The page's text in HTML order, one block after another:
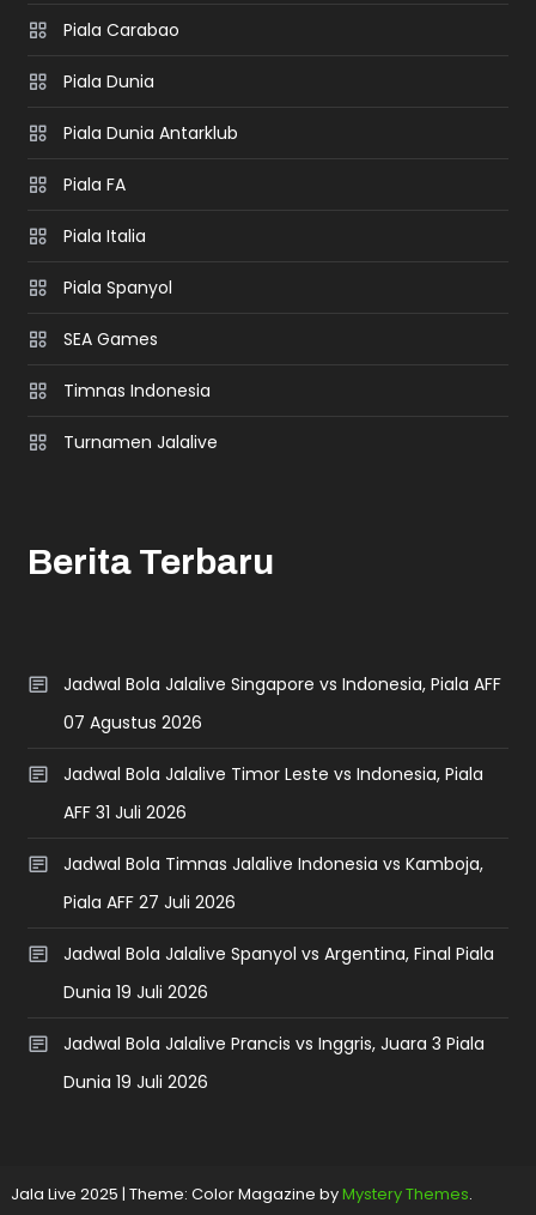
Piala Carabao
Piala Dunia
Piala Dunia Antarklub
Piala FA
Piala Italia
Piala Spanyol
SEA Games
Timnas Indonesia
Turnamen Jalalive
Berita Terbaru
Jadwal Bola Jalalive Singapore vs Indonesia, Piala AFF
07 Agustus 2026
Jadwal Bola Jalalive Timor Leste vs Indonesia, Piala
AFF 31 Juli 2026
Jadwal Bola Timnas Jalalive Indonesia vs Kamboja,
Piala AFF 27 Juli 2026
Jadwal Bola Jalalive Spanyol vs Argentina, Final Piala
Dunia 19 Juli 2026
Jadwal Bola Jalalive Prancis vs Inggris, Juara 3 Piala
Dunia 19 Juli 2026
Jala Live 2025 | Theme: Color Magazine byMystery Themes.